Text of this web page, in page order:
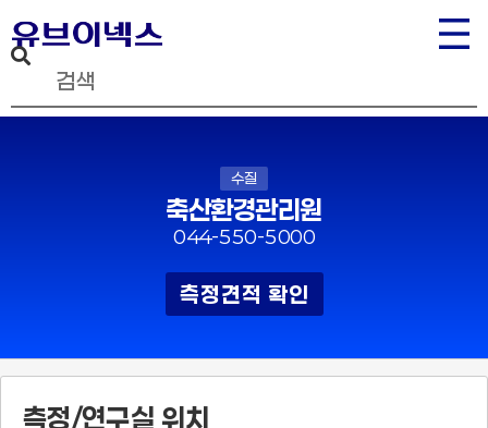
수질
축산환경관리원
044-550-5000
측정견적 확인
측정/연구실 위치